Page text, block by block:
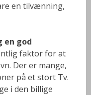
en tilvænning,
en god
faktor for at
Der er mange,
på et stort Tv.
i den billige